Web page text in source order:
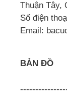
Thuận Tây,
Số điện
Email:
BẢN ĐỒ